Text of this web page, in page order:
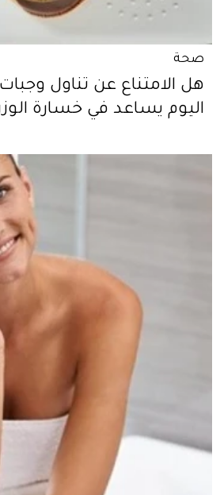
صحة
هل الامتناع عن تناول
اليوم يساعد في خسارة